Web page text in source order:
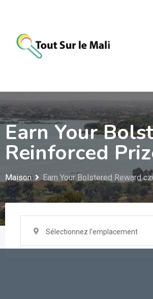
contenu
Earn Your
Reinforced
Maison Earn Your Bolstered Reward
Sélectionnez l'emplacement